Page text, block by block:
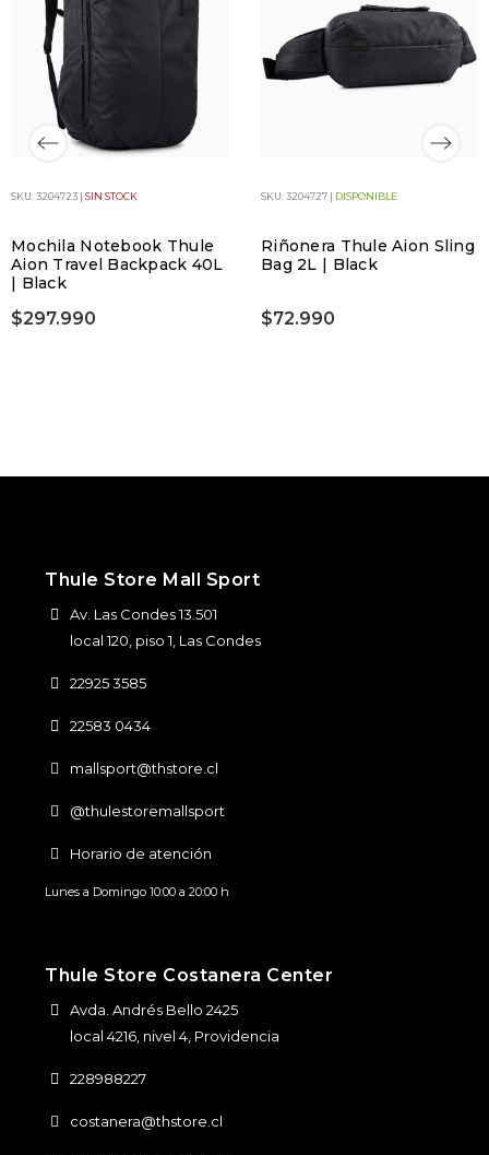
SKU: 3204723 | SIN STOCK
Mochila Notebook Thule
Aion Travel Backpack 40L
| Black
$297.990
SKU: 3204727 | DISPONIBLE
Riñonera Thule Aion Sling
Bag 2L | Black
$72.990
Thule Store Mall Sport
Av. Las Condes 13.501
local 120, piso 1, Las Condes
22925 3585
22583 0434
mallsport@thstore.cl
@thulestoremallsport
Horario de atención
Lunes a Domingo 10:00 a 20:00 h
Thule Store Costanera Center
Avda. Andrés Bello 2425
local 4216, nivel 4, Providencia
228988227
costanera@thstore.cl